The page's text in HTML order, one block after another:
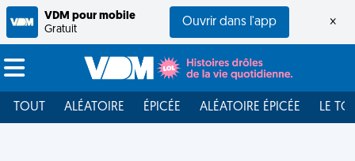
VDM pour mobile
Gratuit
Ouvrir dans l'app ×
TOUT ALÉATOIRE ÉPICÉE ALÉATOIRE ÉPICÉE LE